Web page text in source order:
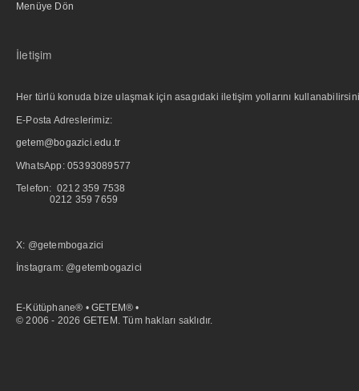
Menüye Dön
İletişim
Her türlü konuda bize ulaşmak için asagıdaki iletişim yollarını
E-Posta Adreslerimiz:
getem@bogazici.edu.tr
WhatsApp: 05393089577
Telefon: 0212 359 7538
0212 359 7659
X: @getembogazici
İnstagram: @getembogazici
E-Kütüphane® • GETEM® •
© 2006 - 2026 GETEM. Tüm hakları saklıdır.